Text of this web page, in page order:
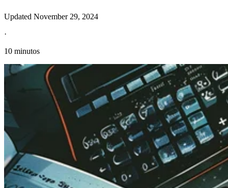
Información fiscal
Updated November 29, 2024
·
10 minutos